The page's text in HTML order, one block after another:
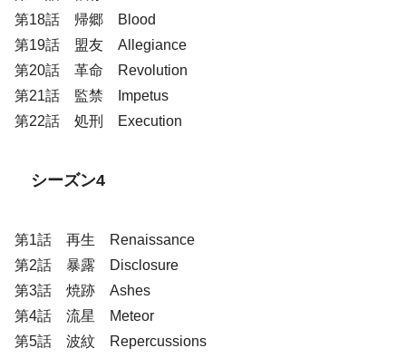
第18話 帰郷 Blood
第19話 盟友 Allegiance
第20話 革命 Revolution
第21話 監禁 Impetus
第22話 処刑 Execution
シーズン4
第1話 再生 Renaissance
第2話 暴露 Disclosure
第3話 焼跡 Ashes
第4話 流星 Meteor
第5話 波紋 Repercussions